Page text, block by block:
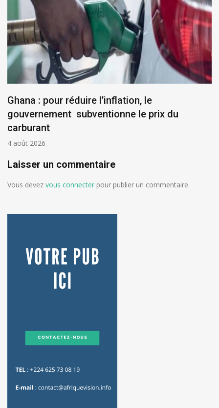
Ghana : pour réduire l’inflation, le
gouvernement subventionne le prix du
carburant
4 août 2026
Laisser un commentaire
Vous devez vous connecter pour publier un commentaire.